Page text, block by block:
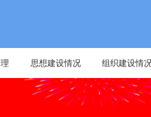
思想建设情况 组织建设情